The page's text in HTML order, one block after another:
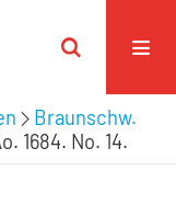
Braunschw.
1684. No. 14.